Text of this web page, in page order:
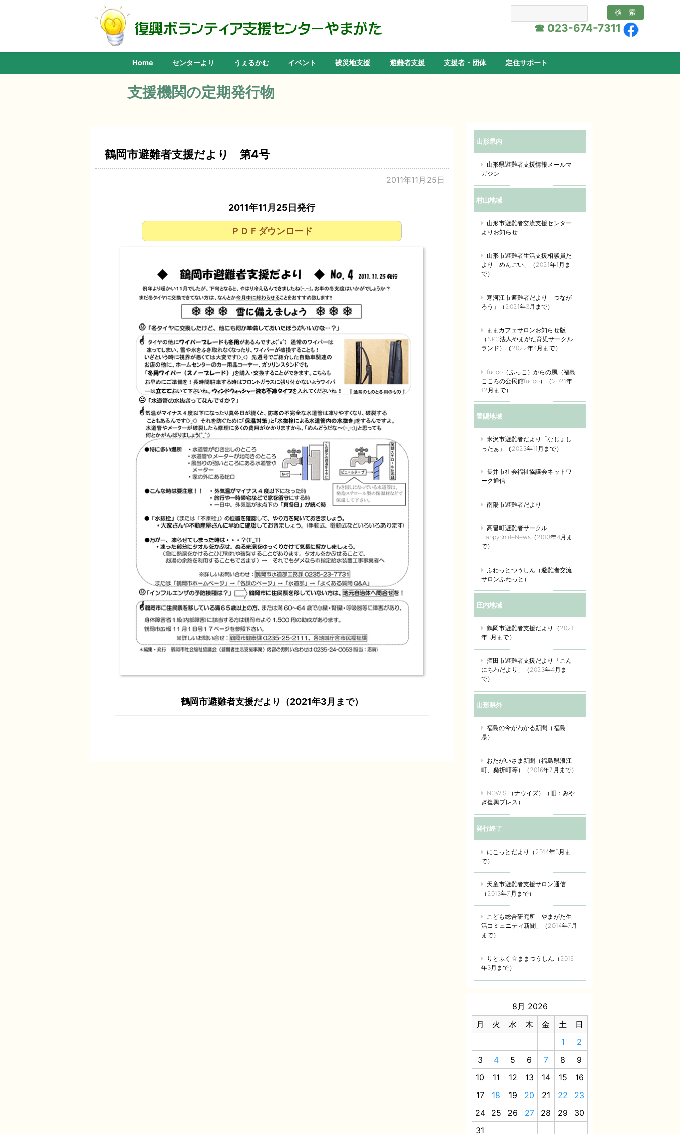
☎ 023-674-7311
Home センターより うぇるかむ イベント 被災地支援 避難者支援 支援者・団体 定住サポート
支援機関の定期発行物
鶴岡市避難者支援だより 第4号
2011年11月25日
2011年11月25日発行
ＰＤＦダウンロード
鶴岡市避難者支援だより（2021年3月まで）
山形県内
山形県避難者支援情報メールマ
ガジン
村山地域
山形市避難者交流支援センター
よりお知らせ
山形市避難者生活支援相談員だ
より「めんごい」（2021年1月ま
で）
寒河江市避難者だより「つなが
ろう」（2021年3月まで）
ままカフェサロンお知らせ版
（NPO法人やまがた育児サークル
ランド）（2022年4月まで）
fucco（ふっこ）からの風（福島
こころの公民館fucco）（2021年
12月まで）
置賜地域
米沢市避難者だより「なじょし
ったぁ」（2023年11月まで）
長井市社会福祉協議会ネットワ
ーク通信
南陽市避難者だより
高畠町避難者サークル
HappySmileNews（2013年4月ま
で）
ふわっとつうしん（避難者交流
サロンふわっと）
庄内地域
鶴岡市避難者支援だより（2021
年3月まで）
酒田市避難者支援だより「こん
にちわだより」（2023年4月ま
で）
山形県外
福島の今がわかる新聞（福島
県）
おたがいさま新聞（福島県浪江
町、桑折町等）（2016年7月まで）
NOWIS.（ナウイズ）（旧：みや
ぎ復興プレス）
発行終了
にこっとだより（2014年3月ま
で）
天童市避難者支援サロン通信
（2013年7月まで）
こども総合研究所「やまがた生
活コミュニティ新聞」（2014年7月
まで）
りとふく☆ままつうしん（2016
年3月まで）
8月 2026
月
火 水 木 金 土
日
1
2
3
4 5 6 7 8
9
10
11 12 13 14 15
16
17
18 19 20 21 22
23
24
25 26 27 28 29
30
31